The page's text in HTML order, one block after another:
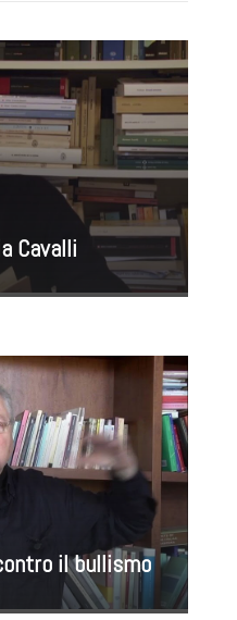
Cavalli
il bullismo